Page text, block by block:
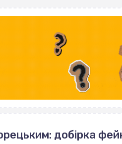
добірка